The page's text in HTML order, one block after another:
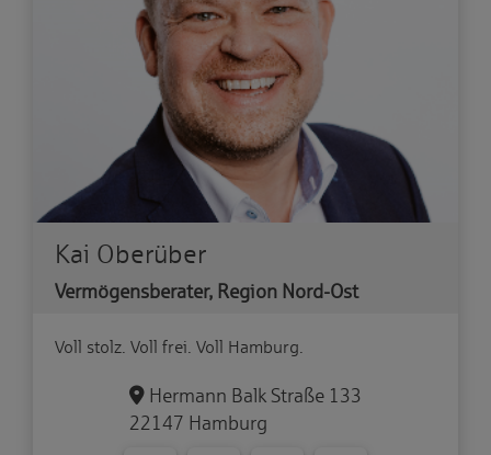
Kai Oberüber
Vermögensberater, Region Nord-Ost
Voll stolz. Voll frei. Voll Hamburg.
Hermann Balk Straße 133
22147 Hamburg